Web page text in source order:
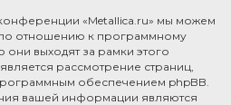
«Metallica.ru» мы можем
по отношению к программному
выходят за рамки этого
рассмотрение страниц,
обеспечением phpBB.
вашей информации являются